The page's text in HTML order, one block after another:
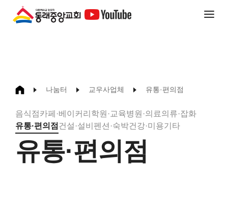
나눔터 교우사업체 유통·편의점
음식점카페·베이커리 학원·교육병원·의료의류·잡화
유통·편의점 건설·설비 펜션·숙박건강·미용기타
유통·편의점